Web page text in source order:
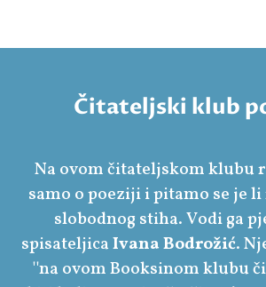
Čitateljski klub
Na ovom čitateljskom klubu
samo o poeziji i pitamo se je
slobodnog stiha. Vodi ga
spisateljicaIvana Bodrožić.
''na ovom Booksinom klubu